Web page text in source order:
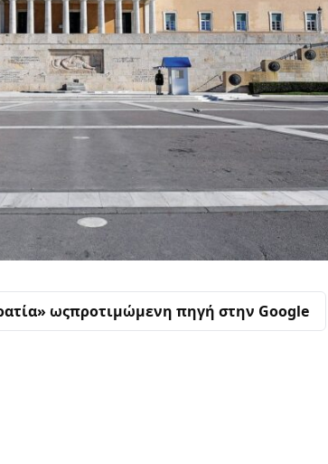
ωςπροτιμώμενη πηγή στην Google